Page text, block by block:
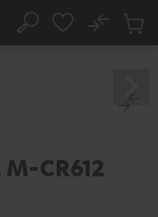
Suche
No
CR612